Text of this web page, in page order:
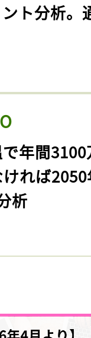
ト分析。
で年間
れば
析